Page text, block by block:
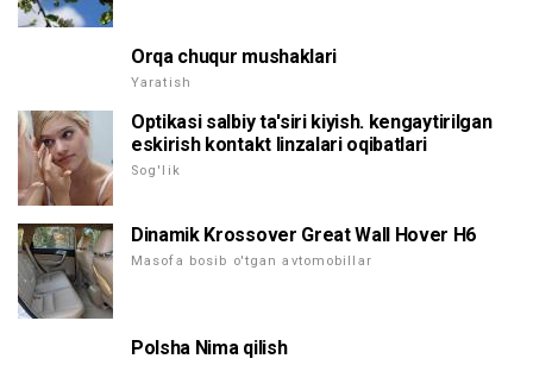
Orqa chuqur mushaklari
Yaratish
Optikasi salbiy ta'siri kiyish. kengaytirilgan
eskirish kontakt linzalari oqibatlari
Sog'lik
Dinamik Krossover Great Wall Hover H6
Masofa bosib o'tgan avtomobillar
Polsha Nima qilish